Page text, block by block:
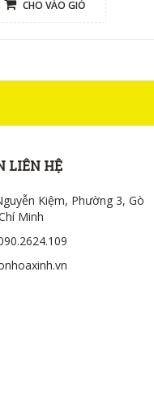
CHO VÀO GIỎ
LIÊN HỆ
Kiệm, Phường 3, Gò
Minh